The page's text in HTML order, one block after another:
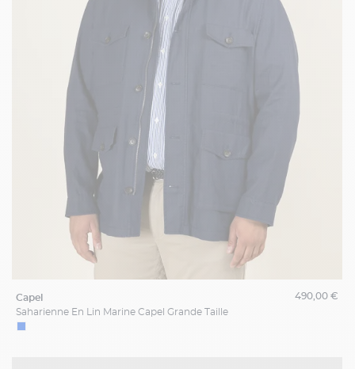
capel
Saharienne En Lin Marine Capel Grande Taille
490,00 €